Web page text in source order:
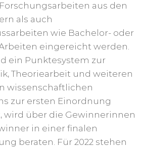
aus den
als auch
wie Bachelor- oder
eingereicht werden.
ein Punktesystem zur
Theoriearbeit und weiteren
wissenschaftlichen
zur ersten Einordnung
wird über die Gewinnerinnen
in einer finalen
beraten. Für 2022 stehen